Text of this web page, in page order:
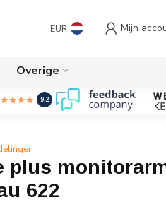
EUR Mijn
Overige
9.2
plus
622